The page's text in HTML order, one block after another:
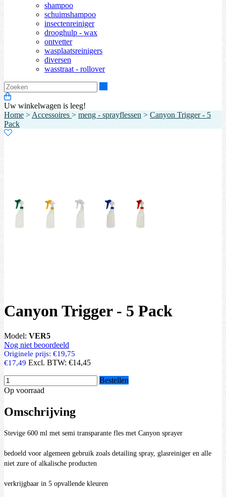
shampoo
schuimshampoo
insectenreiniger
drooghulp - wax
ontvetter
wasplaatsreinigers
diversen
wasstraat - rollover
Uw winkelwagen is leeg!
Home > Accessoires > meng - sprayflessen > Canyon Trigger - 5
Pack
Canyon Trigger - 5 Pack
Model: VER5
Nog niet beoordeeld
Originele prijs: €19,75
€17,49 Excl. BTW: €14,45
Bestellen
Op voorraad
Omschrijving
Stevige 600 ml met semi transparante fles met Canyon sprayer
bedoeld voor algemeen gebruik zoals detailing spray, glasreiniger en alle
niet zure of alkalische producten
verkrijgbaar in 5 opvallende kleuren